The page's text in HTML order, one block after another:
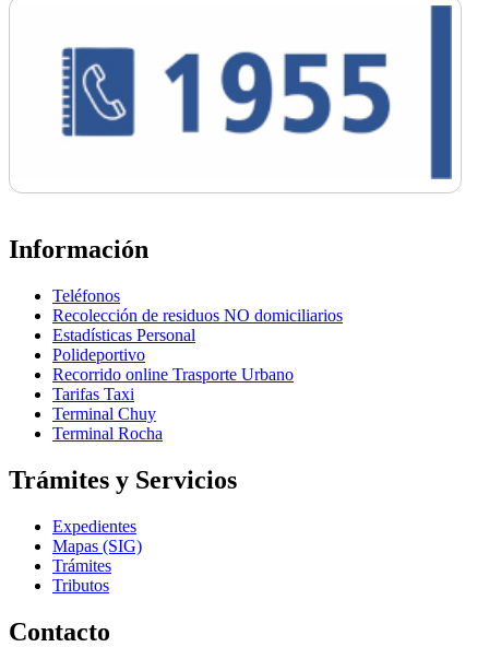
Información
Teléfonos
Recolección de residuos NO domiciliarios
Estadísticas Personal
Polideportivo
Recorrido online Trasporte Urbano
Tarifas Taxi
Terminal Chuy
Terminal Rocha
Trámites y Servicios
Expedientes
Mapas (SIG)
Trámites
Tributos
Contacto